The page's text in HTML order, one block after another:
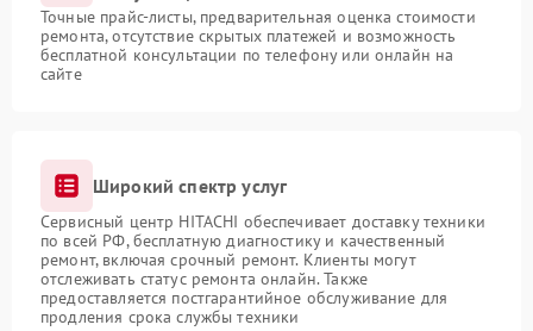
Точные прайс-листы, предварительная оценка стоимости
ремонта, отсутствие скрытых платежей и возможность
бесплатной консультации по телефону или онлайн на
сайте
Широкий спектр услуг
Сервисный центр HITACHI обеспечивает доставку техники
по всей РФ, бесплатную диагностику и качественный
ремонт, включая срочный ремонт. Клиенты могут
отслеживать статус ремонта онлайн. Также
предоставляется постгарантийное обслуживание для
продления срока службы техники